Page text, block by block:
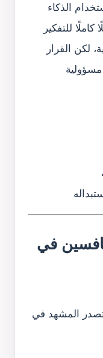
الذكاء
للتفكير
لكن القرار
في
المشهد في